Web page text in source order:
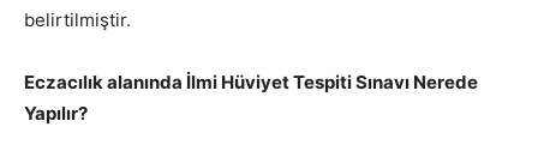
belirtilmiştir.
Eczacılık alanında İlmi Hüviyet Tespiti Sınavı Nerede
Yapılır?